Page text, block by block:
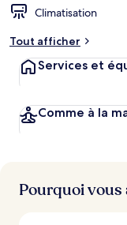
Climatisation
Tout afficher
Services et
Comme à la
Pourquoi vous